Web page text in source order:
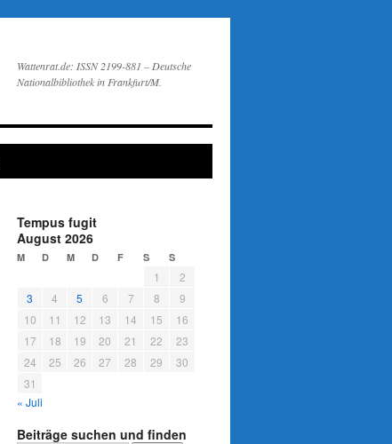
Wattenrat.de: ISSN 2199-881 – Deutsche
Nationalbibliothek in Frankfurt/M.
Tempus fugit
August 2026
M D M D F S S
1
2
3
4 5 6 7 8
9
10
11 12 13 14 15
16
17
18 19 20 21 22
23
24
25 26 27 28 29
30
31
« Juli
Beiträge suchen und finden